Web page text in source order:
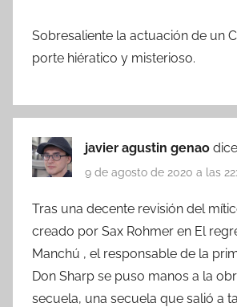
Sobresaliente la actuación de un
porte hiératico y misterioso.
javier agustin genao
9 de agosto de 2020 a las
Tras una decente revisión del
creado por Sax Rohmer en El
Manchú , el responsable de la
Don Sharp se puso manos a la
secuela, una secuela que salió a